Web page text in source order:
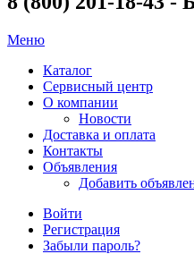
Меню
Каталог
Сервисный центр
О компании
Новости
Доставка и оплата
Контакты
Объявления
Добавить
Войти
Регистрация
Забыли пароль?